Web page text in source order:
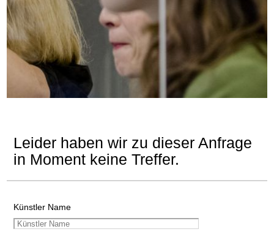
Leider haben wir zu dieser Anfrage
in Moment keine Treffer.
Künstler Name